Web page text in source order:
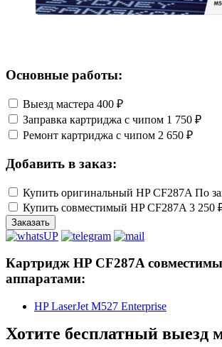
Основные работы:
Выезд мастера 400 ₽
Заправка картриджа с чипом 1 750 ₽
Ремонт картриджа с чипом 2 650 ₽
Добавить в заказ:
Купить оригинальный HP CF287A По
Купить совместимый HP CF287A 3 250
Заказать
Картридж HP CF287A
аппаратами:
HP LaserJet M527 Enterprise
Хотите бесплатный выезд